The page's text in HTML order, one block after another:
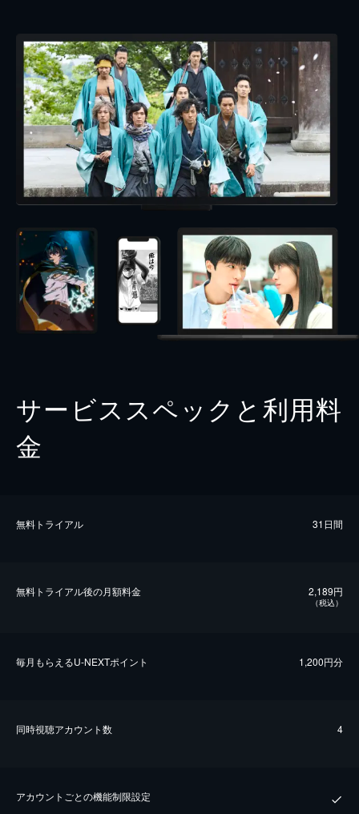
サービススペックと利用料
金
無料トライアル 31日間
無料トライアル後の⽉額料金 2,189円
（税込）
毎⽉もらえるU-NEXTポイント 1,200円分
同時視聴アカウント数 4
アカウントごとの機能制限設定